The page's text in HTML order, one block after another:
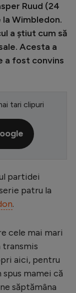
Ruud (24
la Wimbledon.
a știut cum să
Acesta a
a fost convins
tari clipuri
partidei
patru la
.
cele mai mari
transmis
aici, pentru
mamei că
săptămâna